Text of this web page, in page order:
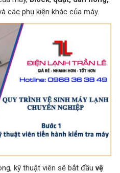
các phụ kiện khác của máy.
kỹ thuật viên sẽ bắt đầuvệ